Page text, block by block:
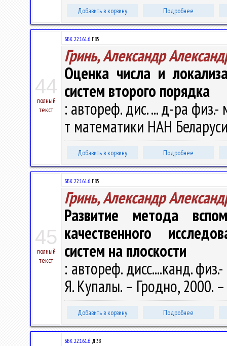
Добавить в корзину Подробнее
44
полный
текст
ББК 22.161.6 Г85
Гринь, Александр
Оценка числа и
систем второго порядка
: автореф. дис. ... д-ра
т математики НАН
Добавить в корзину Подробнее
45
полный
текст
ББК 22.161.6 Г85
Гринь, Александр
Развитие метода
качественного
систем на плоскости
: автореф. дисс....канд.
Я. Купалы. – Гродно, 2000.
Добавить в корзину Подробнее
ББК 22.161.6 Д38